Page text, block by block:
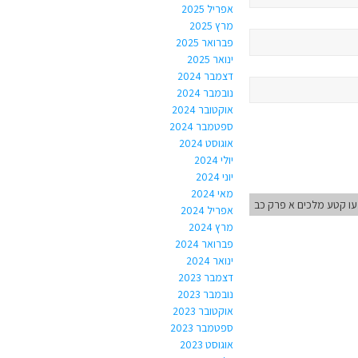
קטע מלכים א פרק כב
אפריל 2025
מרץ 2025
פברואר 2025
ינואר 2025
דצמבר 2024
נובמבר 2024
אוקטובר 2024
ספטמבר 2024
אוגוסט 2024
יולי 2024
יוני 2024
מאי 2024
אפריל 2024
מרץ 2024
פברואר 2024
ינואר 2024
דצמבר 2023
נובמבר 2023
אוקטובר 2023
ספטמבר 2023
אוגוסט 2023